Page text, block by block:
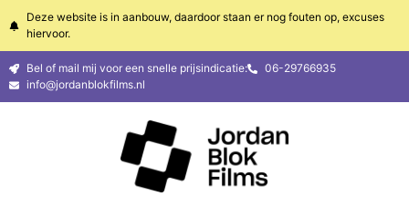
Deze website is in aanbouw, daardoor staan er nog fouten op, excuses
hiervoor.
Bel of mail mij voor een snelle prijsindicatie:
06-29766935
info@jordanblokfilms.nl